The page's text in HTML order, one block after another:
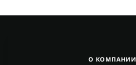
О КОМПАНИИ